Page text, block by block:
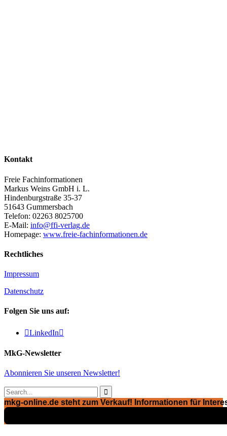
Kontakt
Freie Fachinformationen
Markus Weins GmbH i. L.
Hindenburgstraße 35-37
51643 Gummersbach
Telefon: 02263 8025700
E-Mail: info@ffi-verlag.de
Homepage: www.freie-fachinformationen.de
Rechtliches
Impressum
Datenschutz
Folgen Sie uns auf:
LinkedIn
MkG-Newsletter
Abonnieren Sie unseren Newsletter!

mkg-online.de steht zum Verkauf! Informationen für